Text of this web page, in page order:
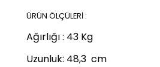
ÜRÜN ÖLÇÜLERİ :
Ağırlığı : 43 Kg
Uzunluk: 48,3 cm